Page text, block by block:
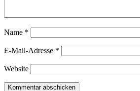
Name *
E-Mail-Adresse *
Website